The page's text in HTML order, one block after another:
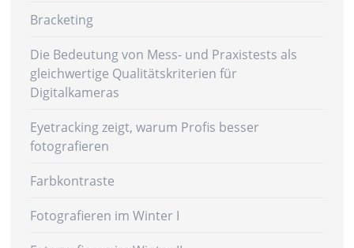
Bracketing
Die Bedeutung von Mess- und Praxistests als
gleichwertige Qualitätskriterien für
Digitalkameras
Eyetracking zeigt, warum Profis besser
fotografieren
Farbkontraste
Fotografieren im Winter I